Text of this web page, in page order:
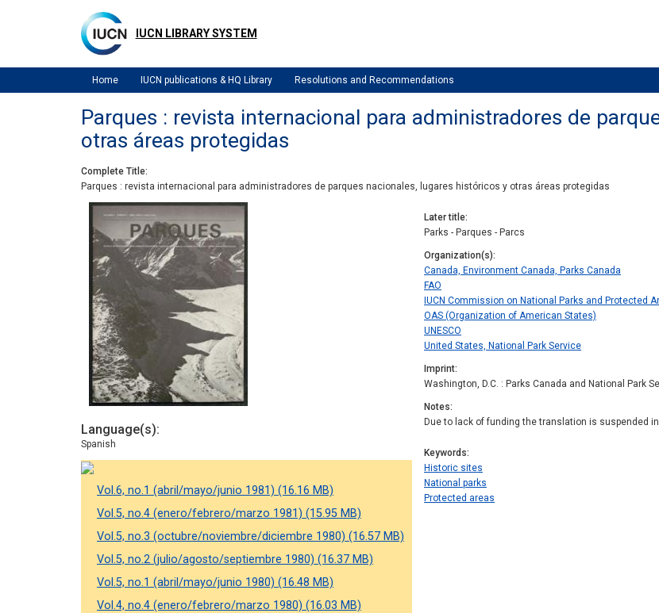
IUCN LIBRARY SYSTEM
Home IUCN publications & HQ Library Resolutions and Recommendations
Parques : revista internacional para administradores de
otras áreas protegidas
Complete Title
Parques : revista internacional para administradores de parques nacionales, lugares históricos y otras áreas protegidas
Language(s)
Spanish
Vol.6, no.1 (abril/mayo/junio 1981) (16.16 MB)
Vol.5, no.4 (enero/febrero/marzo 1981) (15.95 MB)
Vol.5, no.3 (octubre/noviembre/diciembre 1980) (16.57 MB)
Vol.5, no.2 (julio/agosto/septiembre 1980) (16.37 MB)
Vol.5, no.1 (abril/mayo/junio 1980) (16.48 MB)
Vol.4, no.4 (enero/febrero/marzo 1980) (16.03 MB)
Later title
Parks - Parques - Parcs
Organization(s)
Canada, Environment Canada, Parks Canada
FAO
IUCN Commission on National Parks and Protected
OAS (Organization of American States)
UNESCO
United States, National Park Service
Imprint
Washington, D.C. : Parks Canada and National Park
Notes
Due to lack of funding the translation is suspended
Keywords
Historic sites
National parks
Protected areas